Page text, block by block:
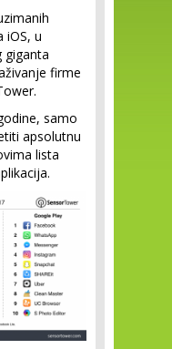
iOS, u
giganta
firme
samo
apsolutnu
lista